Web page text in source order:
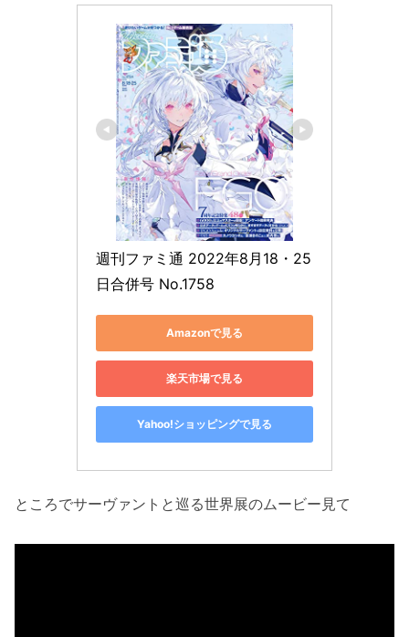
週刊ファミ通 2022年8月18・25
日合併号 No.1758
Amazonで見る
楽天市場で見る
Yahoo!ショッピングで見る
ところでサーヴァントと巡る世界展のムービー見て